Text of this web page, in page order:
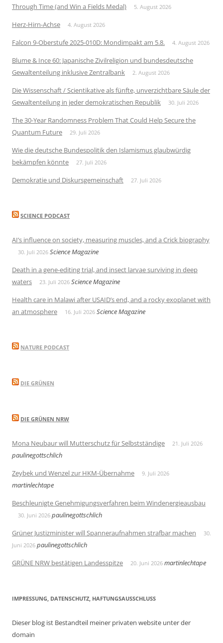
Through Time (and Win a Fields Medal)
5. August 2026
Herz-Hirn-Achse 4. August 2026
Falcon 9-Oberstufe 2025-010D: Mondimpakt am 5.8. 4. August 2026
Blume & Ince 60: Japanische Zivilreligion und bundesdeutsche
Gewaltenteilung inklusive Zentralbank
2. August 2026
Die Wissenschaft / Scientikative als fünfte, unverzichtbare Säule der
Gewaltenteilung in jeder demokratischen Republik
30. Juli 2026
The 30-Year Randomness Problem That Could Help Secure the
Quantum Future
29. Juli 2026
Wie die deutsche Bundespolitik den Islamismus glaubwürdig
bekämpfen könnte
27. Juli 2026
Demokratie und Diskursgemeinschaft 27. Juli 2026
SCIENCE PODCAST
AI’s influence on society, measuring muscles, and a Crick biography
30. Juli 2026 Science Magazine
Death in a gene-editing trial, and insect larvae surviving in deep
waters
23. Juli 2026 Science Magazine
Health care in Malawi after USAID’s end, and a rocky exoplanet with
an atmosphere
16. Juli 2026 Science Magazine
NATURE PODCAST
DIE GRÜNEN
DIE GRÜNEN NRW
Mona Neubaur will Mutterschutz für Selbstständige 21. Juli 2026
paulinegottschlich
Zeybek und Wenzel zur HKM-Übernahme
9. Juli 2026
martinlechtape
Beschleunigte Genehmigungsverfahren beim Windenergieausbau
30. Juni 2026 paulinegottschlich
Grüner Justizminister will Spanneraufnahmen strafbar machen
30.
Juni 2026 paulinegottschlich
GRÜNE NRW bestätigen Landesspitze
20. Juni 2026 martinlechtape
IMPRESSUNG, DATENSCHUTZ, HAFTUNGSAUSSCHLUSS
Dieser blog ist Bestandteil meiner privaten website unter der
domain